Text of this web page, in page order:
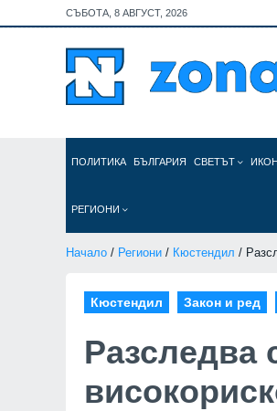
СЪБОТА, 8 АВГУСТ, 2026
ПОЛИТИКА БЪЛГАРИЯ СВЕТЪТ
РЕГИОНИ
Начало / Региони / Кюстендил /
Кюстендил Закон и ред
Разследва